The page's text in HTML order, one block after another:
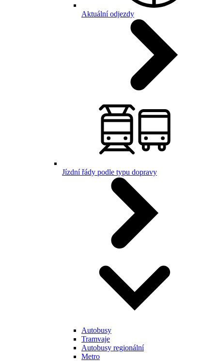
Aktuální odjezdy
Jízdní řády podle typu dopravy
Autobusy
Tramvaje
Autobusy regionální
Metro